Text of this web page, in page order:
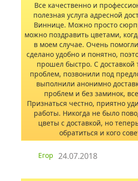
Все качественно и
полезная услуга адресной
Виннице. Можно просто
можно поздравить цветами,
в моем случае. Очень
сделано удобно и понятно,
прошел быстро. С доставкой
проблем, позвонили под
выполнили анонимно
проблем и без заминок,
Признаться честно, приятно
работы. Никогда не было
цветы с доставкой, но
обратиться и кого
Егор 24.07.2018